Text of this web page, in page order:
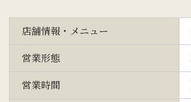
店舗情報・メニュー
営業形態
営業時間